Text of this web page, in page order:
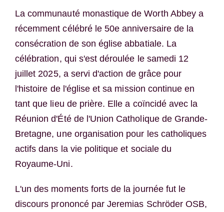
La communauté monastique de Worth Abbey a
récemment célébré le 50e anniversaire de la
consécration de son église abbatiale. La
célébration, qui s'est déroulée le samedi 12
juillet 2025, a servi d'action de grâce pour
l'histoire de l'église et sa mission continue en
tant que lieu de prière. Elle a coïncidé avec la
Réunion d'Été de l'Union Catholique de Grande-
Bretagne, une organisation pour les catholiques
actifs dans la vie politique et sociale du
Royaume-Uni.
L'un des moments forts de la journée fut le
discours prononcé par Jeremias Schröder OSB,